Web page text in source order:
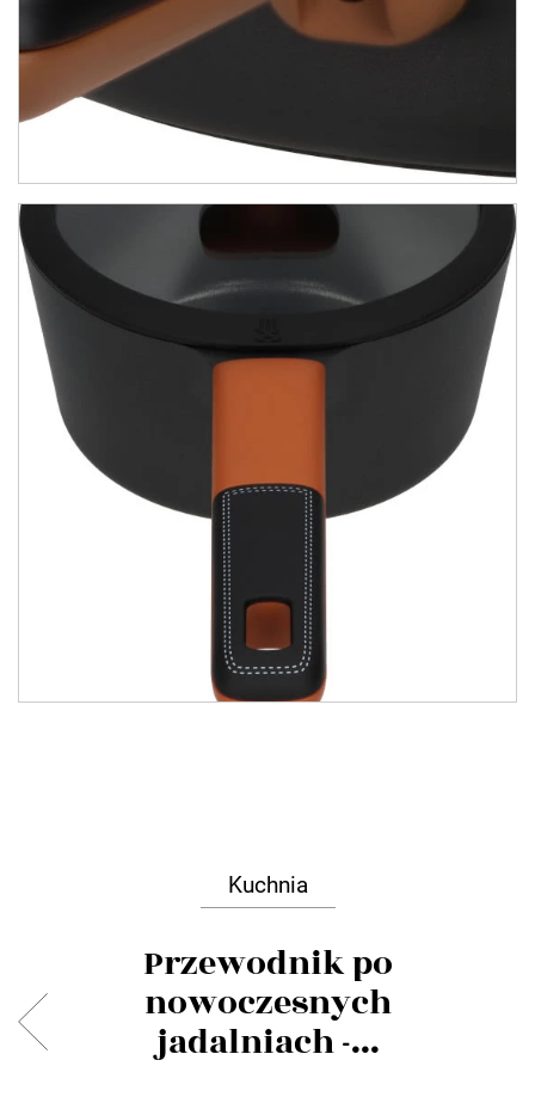
Kuchnia
Przewodnik po
nowoczesnych
jadalniach -...